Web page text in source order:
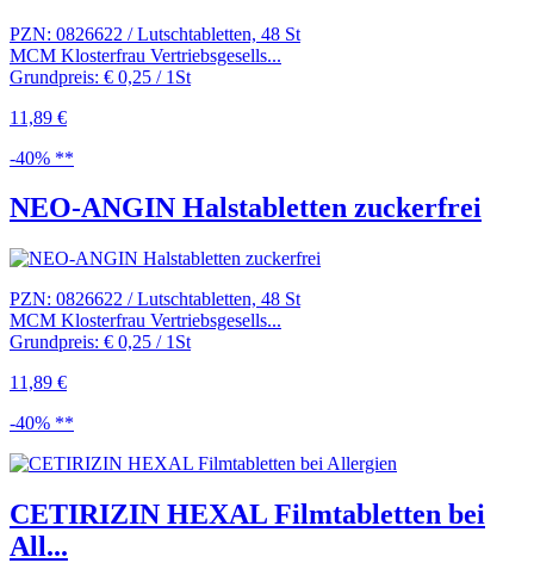
PZN: 0826622 / Lutschtabletten, 48 St
MCM Klosterfrau Vertriebsgesells...
Grundpreis: € 0,25 / 1St
11,89 €
-40% **
NEO-ANGIN Halstabletten zuckerfrei
PZN: 0826622 / Lutschtabletten, 48 St
MCM Klosterfrau Vertriebsgesells...
Grundpreis: € 0,25 / 1St
11,89 €
-40% **
CETIRIZIN HEXAL Filmtabletten bei
All...